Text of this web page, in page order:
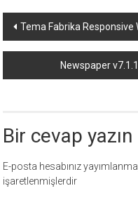
Yazı
dolaşımı
Tema Fabrika Responsive
Newspaper
Bir cevap yazın
E-posta hesabınız
işaretlenmişlerdir